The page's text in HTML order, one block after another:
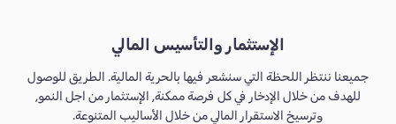
الإستثمار والتأسيس المالي
جميعنا ننتظر اللحظة التي سنشعر فيها بالحرية المالية. الطريق للوصول
للهدف من خلال الإدخار في كل فرصة ممكنة, الإستثمار من اجل النمو,
وترسيخ الاستقرار المالي من خلال الأساليب المتنوعة.